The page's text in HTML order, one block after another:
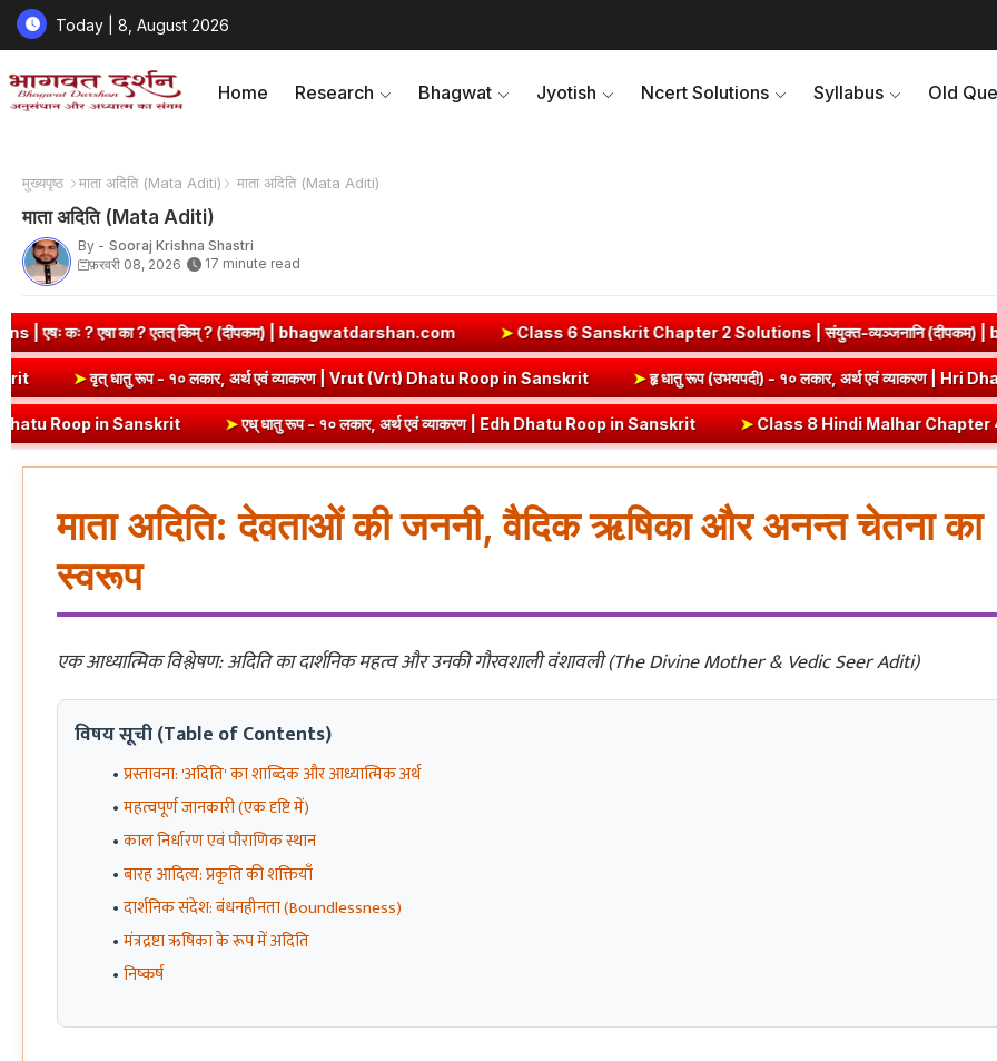
Today | 8, August 2026
Home Research Bhagwat Jyotish Ncert Solutions Syllabus Old
मुख्यपृष्ठ माता अदिति (Mata Aditi) माता अदिति (Mata Aditi)
माता अदिति (Mata Aditi)
By - Sooraj Krishna Shastri
फ़रवरी 08, 2026
17 minute read
किम् ? (दीपकम) | bhagwatdarshan.com ➤Class 6 Sanskrit Chapter 2 Solutions | संयुक्त-व्यञ्जनानि (दीपकम) |
Roop in Sanskrit ➤वृत् धातु रूप - १० लकार, अर्थ एवं व्याकरण | Vrut (Vrt) Dhatu Roop in Sanskrit ➤हृ धातु रूप (उभयपदी) - १० लकार,
Sanskrit ➤एध् धातु रूप - १० लकार, अर्थ एवं व्याकरण | Edh Dhatu Roop in Sanskrit ➤Class 8 Hindi Malhar Chapter 4 Haridwar | हरिद्वार
माता अदिति: देवताओं की जननी, वैदिक ऋषिका और अनन्त चेतना का
स्वरूप
एक आध्यात्मिक विश्लेषण: अदिति का दार्शनिक महत्व और उनकी गौरवशाली वंशावली (The Divine Mother & Vedic Seer Aditi)
विषय सूची (Table of Contents)
प्रस्तावना: 'अदिति' का शाब्दिक और आध्यात्मिक अर्थ
महत्वपूर्ण जानकारी (एक दृष्टि में)
काल निर्धारण एवं पौराणिक स्थान
बारह आदित्य: प्रकृति की शक्तियाँ
दार्शनिक संदेश: बंधनहीनता (Boundlessness)
मंत्रद्रष्टा ऋषिका के रूप में अदिति
निष्कर्ष